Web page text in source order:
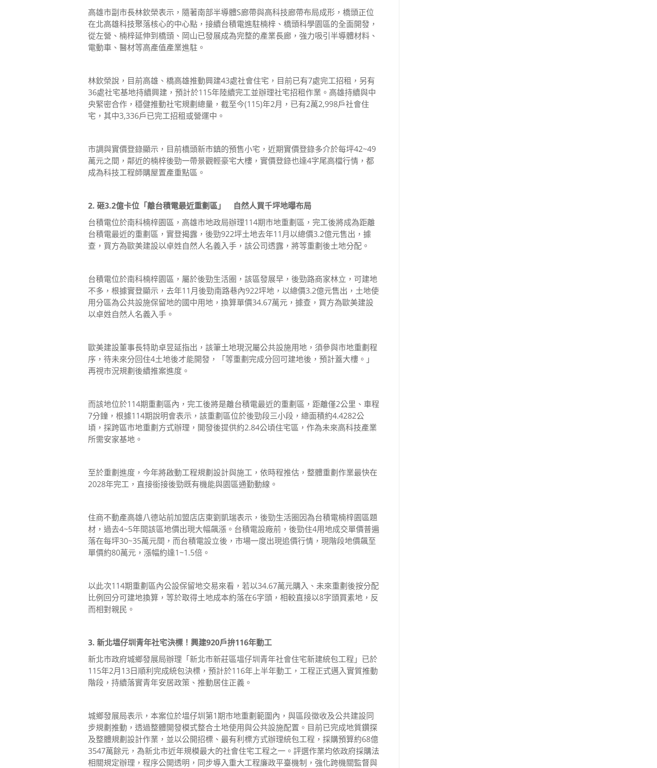
高雄市副市長林欽榮表示，隨著南部半導體S廊帶與高科技廊帶布局成形，橋頭正位
在北高雄科技聚落核心的中心點，接續台積電進駐楠梓、橋頭科學園區的全面開發，
從左營、楠梓延伸到橋頭、岡山已發展成為完整的產業長廊，強力吸引半導體材料、
電動車、醫材等高產值產業進駐。
林欽榮說，目前高雄、橋高雄推動興建43處社會住宅，目前已有7處完工招租，另有
36處社宅基地持續興建，預計於115年陸續完工並辦理社宅招租作業。高雄持續與中
央緊密合作，穩健推動社宅規劃總量，截至今(115)年2月，已有2萬2,998戶社會住
宅，其中3,336戶已完工招租或營運中。
市調與實價登錄顯示，目前橋頭新市鎮的預售小宅，近期實價登錄多介於每坪42~49
萬元之間，鄰近的楠梓後勁一帶景觀輕豪宅大樓，實價登錄也達4字尾高檔行情，都
成為科技工程師購屋置產重點區。
2. 砸3.2億卡位「離台積電最近重劃區」 自然人買千坪地曝布局
台積電位於南科楠梓園區，高雄市地政局辦理114期市地重劃區，完工後將成為距離
台積電最近的重劃區，實登揭露，後勁922坪土地去年11月以總價3.2億元售出，據
查，買方為歐美建設以卓姓自然人名義入手，該公司透露，將等重劃後土地分配。
台積電位於南科楠梓園區，屬於後勁生活圈，該區發展早，後勁路商家林立，可建地
不多，根據實登顯示，去年11月後勁南路巷內922坪地，以總價3.2億元售出，土地使
用分區為公共設施保留地的國中用地，換算單價34.67萬元，據查，買方為歐美建設
以卓姓自然人名義入手。
歐美建設董事長特助卓昱延指出，該筆土地現況屬公共設施用地，須參與市地重劃程
序，待未來分回住4土地後才能開發，「等重劃完成分回可建地後，預計蓋大樓。」
再視市況規劃後續推案進度。
而該地位於114期重劃區內，完工後將是離台積電最近的重劃區，距離僅2公里、車程
7分鐘，根據114期說明會表示，該重劃區位於後勁段三小段，總面積約4.4282公
頃，採跨區市地重劃方式辦理，開發後提供約2.84公頃住宅區，作為未來高科技產業
所需安家基地。
至於重劃進度，今年將啟動工程規劃設計與施工，依時程推估，整體重劃作業最快在
2028年完工，直接銜接後勁既有機能與園區通勤動線。
住商不動產高雄八德站前加盟店店東劉凱瑞表示，後勁生活圈因為台積電楠梓園區題
材，過去4~5年間該區地價出現大幅飆漲。台積電設廠前，後勁住4用地成交單價普遍
落在每坪30~35萬元間，而台積電設立後，市場一度出現追價行情，現階段地價飆至
單價約80萬元，漲幅約達1~1.5倍。
以此次114期重劃區內公設保留地交易來看，若以34.67萬元購入、未來重劃後按分配
比例回分可建地換算，等於取得土地成本約落在6字頭，相較直接以8字頭買素地，反
而相對親民。
3. 新北塭仔圳青年社宅決標！興建920戶拚116年動工
新北市政府城鄉發展局辦理「新北市新莊區塭仔圳青年社會住宅新建統包工程」已於
115年2月13日順利完成統包決標，預計於116年上半年動工，工程正式邁入實質推動
階段，持續落實青年安居政策、推動居住正義。
城鄉發展局表示，本案位於塭仔圳第1期市地重劃範圍內，與區段徵收及公共建設同
步規劃推動，透過整體開發模式整合土地使用與公共設施配置。目前已完成地質鑽探
及整體規劃設計作業，並以公開招標、最有利標方式辦理統包工程，採購預算約68億
3547萬餘元，為新北市近年規模最大的社會住宅工程之一。評選作業均依政府採購法
相關規定辦理，程序公開透明，同步導入重大工程廉政平臺機制，強化跨機關監督與